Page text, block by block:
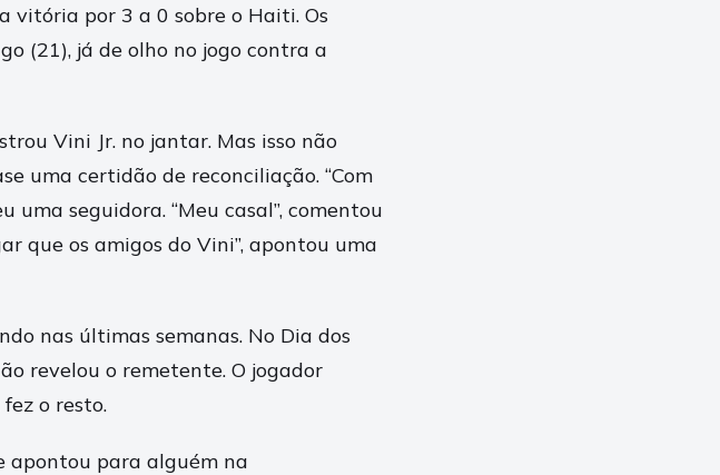
vitória por 3 a 0 sobre o Haiti. Os
(21), já de olho no jogo contra a
Vini Jr. no jantar. Mas isso não
uma certidão de reconciliação. “Com
uma seguidora. “Meu casal”, comentou
que os amigos do Vini”, apontou uma
nas últimas semanas. No Dia dos
revelou o remetente. O jogador
o resto.
apontou para alguém na